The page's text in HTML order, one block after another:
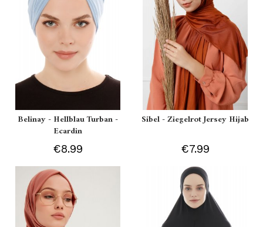
Belinay - Hellblau Turban -
Ecardin
€8.99
Sibel - Ziegelrot Jersey Hijab
€7.99